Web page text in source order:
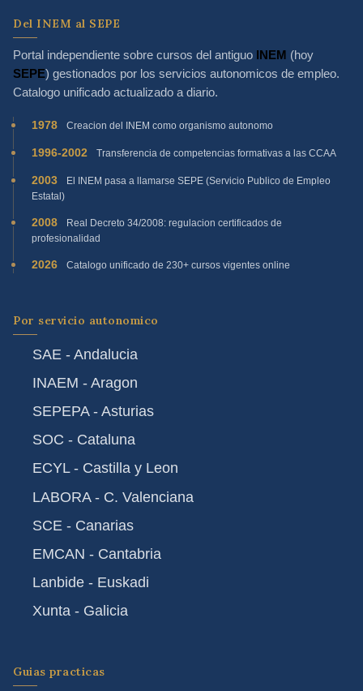
Del INEM al SEPE
Portal independiente sobre cursos del antiguo INEM (hoy
SEPE) gestionados por los servicios autonomicos de empleo.
Catalogo unificado actualizado a diario.
1978 Creacion del INEM como organismo autonomo
1996-2002 Transferencia de competencias formativas a las CCAA
2003
El INEM pasa a llamarse SEPE (Servicio Publico de Empleo
Estatal)
2008
Real Decreto 34/2008: regulacion certificados de
profesionalidad
2026 Catalogo unificado de 230+ cursos vigentes online
Por servicio autonomico
SAE - Andalucia
INAEM - Aragon
SEPEPA - Asturias
SOC - Cataluna
ECYL - Castilla y Leon
LABORA - C. Valenciana
SCE - Canarias
EMCAN - Cantabria
Lanbide - Euskadi
Xunta - Galicia
Guias practicas